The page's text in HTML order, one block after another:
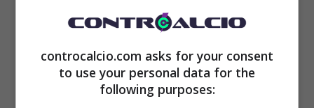
‘ambiente giallorossoe, nonostante la
sette vittorie nelle ultime dieci partite,
l’argomento allenatore è sempre al centro del
controcalcio.com asks for your consent
to use your personal data for the
following purposes: